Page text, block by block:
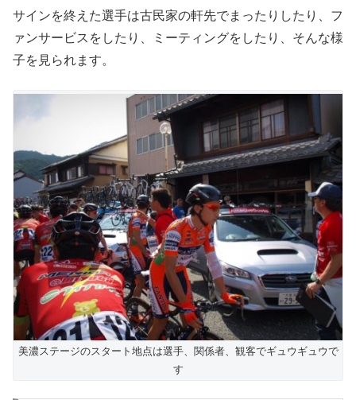
サインを終えた選手は古民家の軒先でまったりしたり、フ
ァンサービスをしたり、ミーティングをしたり、そんな様
子を見られます。
美濃ステージのスタート地点は選手、関係者、観客でギュウギュウで
す